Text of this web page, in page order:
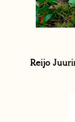
Reijo